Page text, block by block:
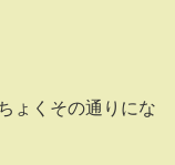
ょくその通りにな